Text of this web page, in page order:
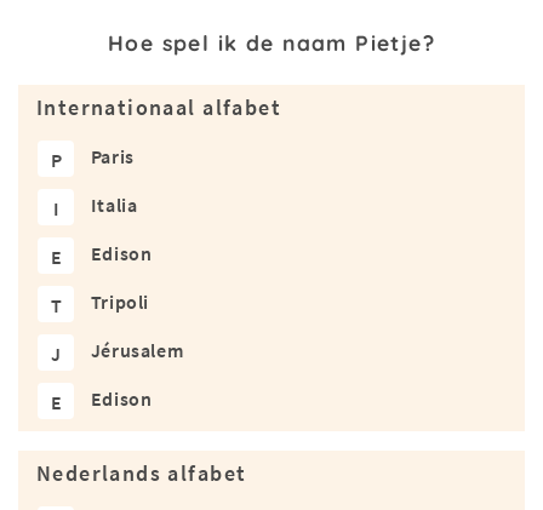
Hoe spel ik de naam Pietje?
Internationaal alfabet
P Paris
I Italia
E Edison
T Tripoli
J Jérusalem
E Edison
Nederlands alfabet